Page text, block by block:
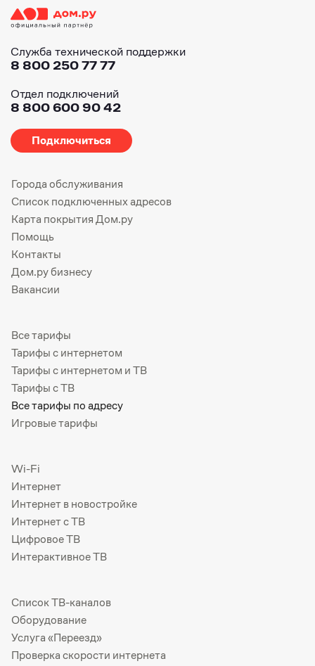
Служба технической поддержки
8 800 250 77 77
Отдел подключений
8 800 600 90 42
Подключиться
Города обслуживания
Список подключенных адресов
Карта покрытия Дом.ру
Помощь
Контакты
Дом.ру бизнесу
Вакансии
Все тарифы
Тарифы с интернетом
Тарифы с интернетом и ТВ
Тарифы с ТВ
Все тарифы по адресу
Игровые тарифы
Wi-Fi
Интернет
Интернет в новостройке
Интернет с ТВ
Цифровое ТВ
Интерактивное ТВ
Список ТВ-каналов
Оборудование
Услуга «Переезд»
Проверка скорости интернета